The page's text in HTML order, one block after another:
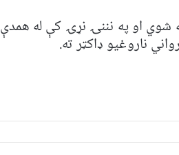
شوي او په نننۍ نړۍ کې له همدې
ناروغیو ډاکټر ته.